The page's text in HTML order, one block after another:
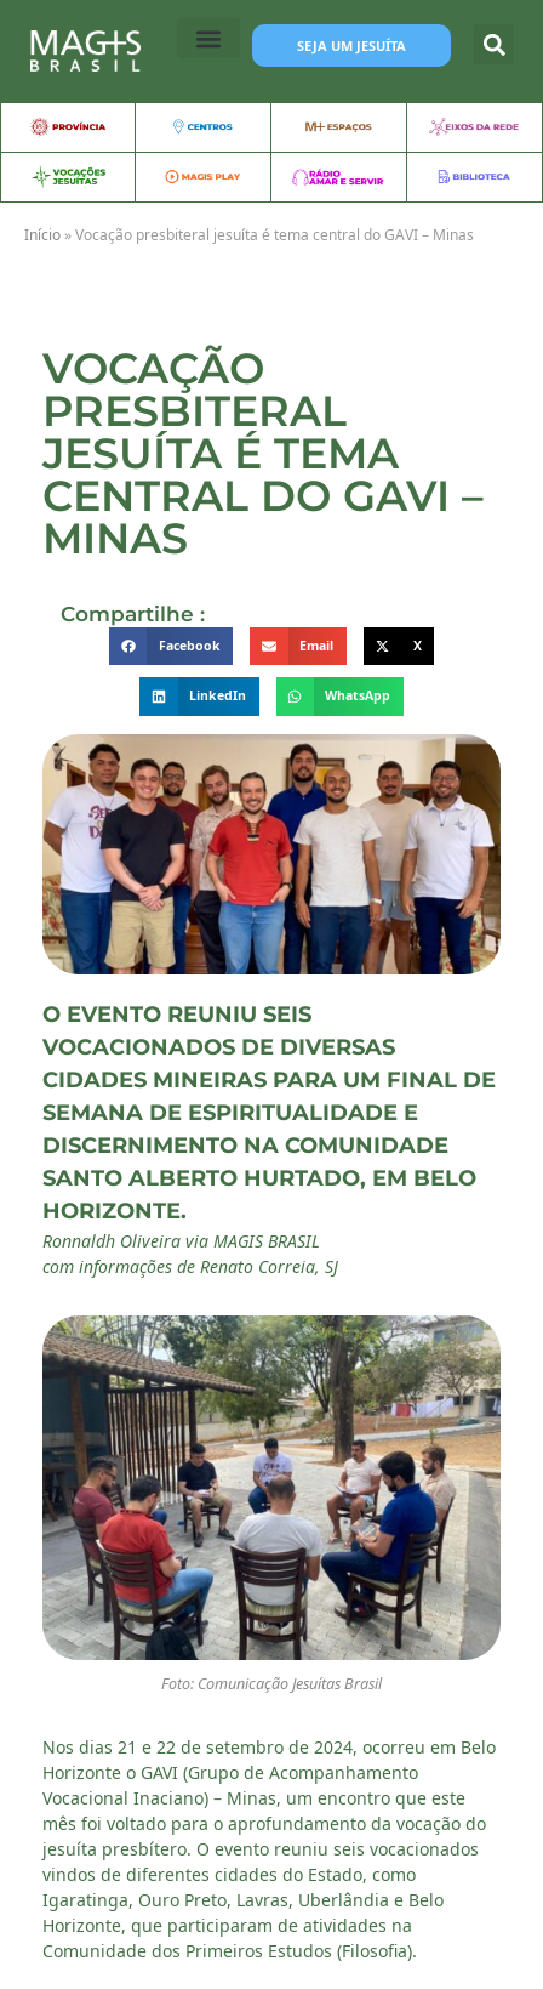
SEJA UM JESUÍTA
Início »Vocação presbiteral jesuíta é tema central do GAVI – Minas
VOCAÇÃO
PRESBITERAL
JESUÍTA É TEMA
CENTRAL DO GAVI –
MINAS
Compartilhe :
Facebook Email X
LinkedIn WhatsApp
O EVENTO REUNIU SEIS
VOCACIONADOS DE DIVERSAS
CIDADES MINEIRAS PARA UM FINAL DE
SEMANA DE ESPIRITUALIDADE E
DISCERNIMENTO NA COMUNIDADE
SANTO ALBERTO HURTADO, EM BELO
HORIZONTE.
Ronnaldh Oliveira via MAGIS BRASIL
com informações de Renato Correia, SJ
Foto: Comunicação Jesuítas Brasil
Nos dias 21 e 22 de setembro de 2024, ocorreu em Belo
Horizonte o GAVI (Grupo de Acompanhamento
Vocacional Inaciano) – Minas, um encontro que este
mês foi voltado para o aprofundamento da vocação do
jesuíta presbítero. O evento reuniu seis vocacionados
vindos de diferentes cidades do Estado, como
Igaratinga, Ouro Preto, Lavras, Uberlândia e Belo
Horizonte, que participaram de atividades na
Comunidade dos Primeiros Estudos (Filosofia).